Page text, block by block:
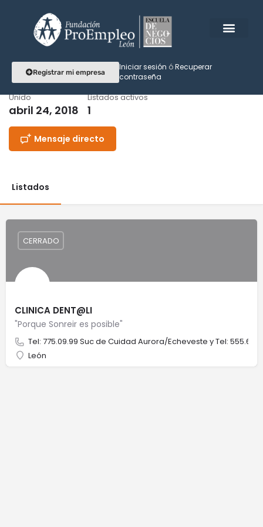
Registrar mi empresa
Iniciar sesión óRecuperar
contraseña
ce.dental12
Unido
abril 24, 2018
Listados activos
1
Mensaje directo
Listados
CLINICA DENT@LI
"Porque Sonreir es posible"
Tel: 775.09.99 Suc de Cuidad Aurora/Echeveste y Tel:
León
CERRADO